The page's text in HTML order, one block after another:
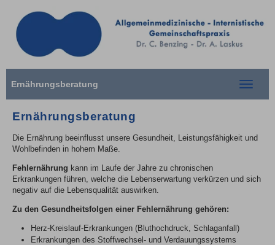
Ernährungsberatung
Toggle
Ernährungsberatung
Die Ernährung beeinflusst unsere Gesundheit, Leistungsfähigkeit und
Wohlbefinden in hohem Maße.
Fehlernährung kann im Laufe der Jahre zu chronischen
Erkrankungen führen, welche die Lebenserwartung verkürzen und sich
negativ auf die Lebensqualität auswirken.
Zu den Gesundheitsfolgen einer Fehlernährung gehören:
Herz-Kreislauf-Erkrankungen (Bluthochdruck, Schlaganfall)
Erkrankungen des Stoffwechsel- und Verdauungssystems